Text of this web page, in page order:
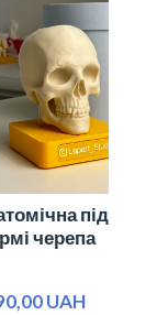
черепа
UAH